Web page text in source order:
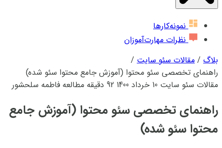
نمونه‌کارها
نظرات مهارت‌آموزان
بلاگ / مقالات سئو سایت /
راهنمای تخصصی سئو محتوا (آموزش جامع محتوا سئو شده)
مقالات سئو سایت 10 خرداد 1400 92 دقیقه مطالعه فاطمه سلحشور
راهنمای تخصصی سئو محتوا (آموزش جامع
محتوا سئو شده)